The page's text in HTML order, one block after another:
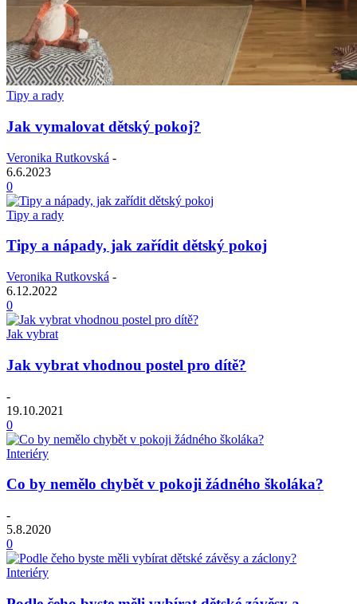
Tipy a rady
Jak vymalovat dětský pokoj?
Veronika Rutkovská -
6.6.2023
0
Tipy a rady
Tipy a nápady, jak zařídit dětský pokoj
Veronika Rutkovská -
6.12.2022
0
Jak vybrat
Jak vybrat vhodnou postel pro dítě?
-
19.10.2021
0
Interiéry
Co by nemělo chybět v pokoji žádného školáka?
-
5.8.2020
0
Interiéry